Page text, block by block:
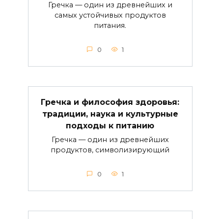
Гречка — один из древнейших и
самых устойчивых продуктов
питания.
0 1
Гречка и философия здоровья:
традиции, наука и культурные
подходы к питанию
Гречка — один из древнейших
продуктов, символизирующий
0 1